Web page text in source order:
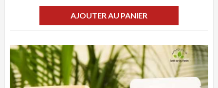
AJOUTER AU PANIER